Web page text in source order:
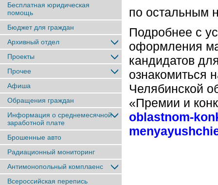
Бесплатная юридическая
помощь
Бюджет для граждан
Архивный отдел
Проекты
Прочее
Афиша
Обращения граждан
Информация о среднемесячной
заработной плате
Брошенные авто
Радиационный мониторинг
Антимонопольный комплаенс
Всероссийская перепись
по остальным
Подробнее с
оформления
кандидатов
ознакомиться
Челябинской
«Премии и
oblastnom-